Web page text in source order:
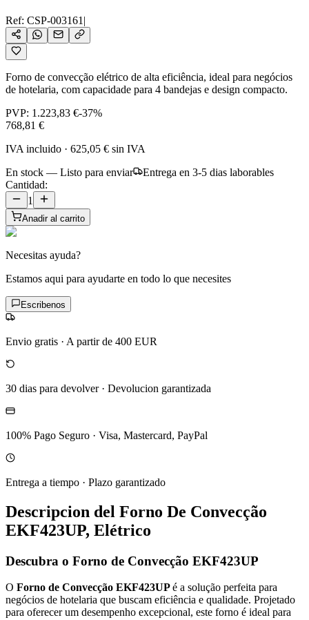
Ref: CSP-003161 |
Forno de convecção elétrico de alta eficiência, ideal para negócios
de hotelaria, com capacidade para 4 bandejas e design compacto.
PVP: 1.223,83 €-37%
768,81 €
IVA incluido · 625,05 € sin IVA
En stock — Listo para enviar
Entrega en 3-5 dias laborables
Cantidad:
1
Anadir al carrito
Necesitas ayuda?
Estamos aqui para ayudarte en todo lo que necesites
Escribenos
Envio gratis · A partir de 400 EUR
30 dias para devolver· Devolucion garantizada
100% Pago Seguro · Visa, Mastercard, PayPal
Entrega a tiempo · Plazo garantizado
Descripcion del Forno De Convecção
EKF423UP, Elétrico
Descubra o Forno de Convecção EKF423UP
O Forno de Convecção EKF423UPé a solução perfeita para
negócios de hotelaria que buscam eficiência e qualidade. Projetado
para oferecer um desempenho excepcional, este forno é ideal para